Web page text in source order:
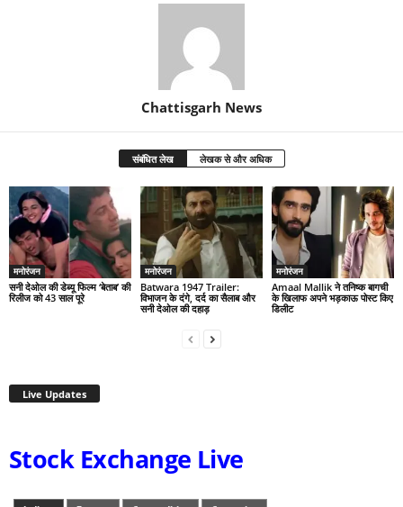
Chattisgarh News
संबंधित लेख लेखक से और अधिक
मनोरंजन
सनी देओल की डेब्यू फिल्म ‘बेताब’ की
रिलीज को 43 साल पूरे
मनोरंजन
Batwara 1947 Trailer:
विभाजन के दंगे, दर्द का सैलाब और
सनी देओल की दहाड़
मनोरंजन
Amaal Mallik ने तनिष्क बागची
के खिलाफ अपने भड़काऊ पोस्ट किए
डिलीट
Live Updates
Stock Exchange Live